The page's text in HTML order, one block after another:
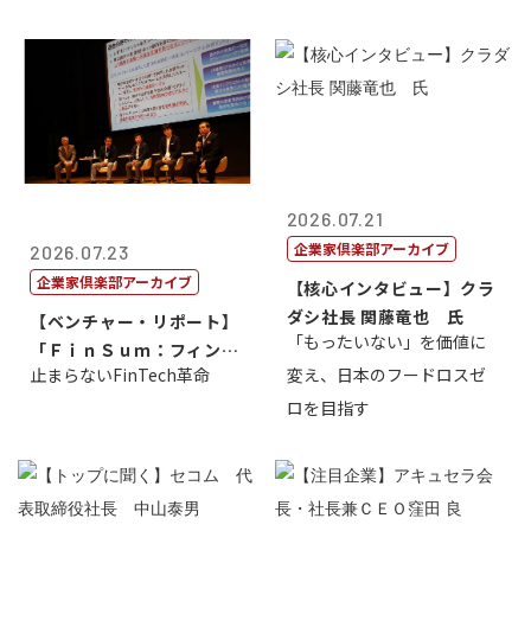
2026.07.23
企業家倶楽部アーカイブ
【ベンチャー・リポート】
「ＦｉｎＳｕｍ：フィンテ
ック・サミッ...
止まらないFinTech革命
2026.07.21
企業家倶楽部アーカイブ
【核心インタビュー】クラ
ダシ社長 関藤竜也 氏
「もったいない」を価値に
変え、日本のフードロスゼ
ロを目指す